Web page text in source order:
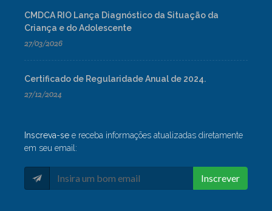
CMDCA RIO Lança Diagnóstico da Situação da
Criança e do Adolescente
27/03/2026
Certificado de Regularidade Anual de 2024.
27/12/2024
Inscreva-se e receba informações atualizadas diretamente
em seu email:
Inscrever